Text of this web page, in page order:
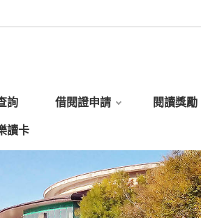
詢 借閱證申請 閱讀獎勵
讀卡